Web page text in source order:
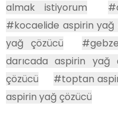
almak istiyorum
#kocaelide aspirin yağ
yağ çözücü
darıcada aspirin yağ
çözücü
#toptan
aspirin yağ çözücü